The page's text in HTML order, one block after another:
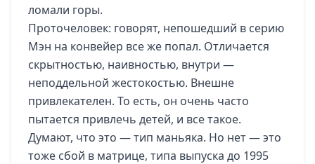
ломали горы.
Проточеловек: говорят, непошедший в серию
Мэн на конвейер все же попал. Отличается
скрытностью, наивностью, внутри —
неподдельной жестокостью. Внешне
привлекателен. То есть, он очень часто
пытается привлечь детей, и все такое.
Думают, что это — тип маньяка. Но нет — это
тоже сбой в матрице, типа выпуска до 1995